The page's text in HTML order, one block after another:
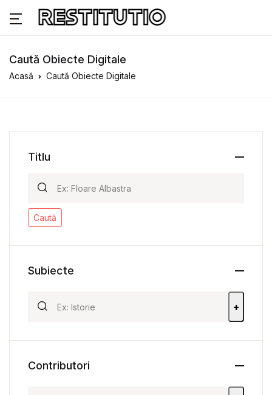
Caută Obiecte Digitale
Acasă Caută Obiecte Digitale
Titlu
Caută
Subiecte
+
Contributori